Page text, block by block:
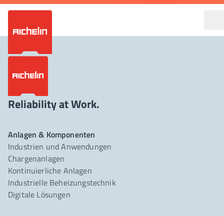
Reliability at Work.
Anlagen & Komponenten
Industrien und Anwendungen
Chargenanlagen
Kontinuierliche Anlagen
Industrielle Beheizungstechnik
Digitale Lösungen